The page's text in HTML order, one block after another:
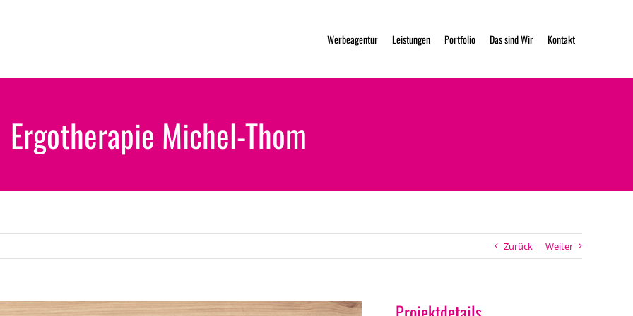
Werbeagentur Leistungen Portfolio Das sind Wir Kontakt
Ergotherapie Michel-Thom
Zurück Weiter